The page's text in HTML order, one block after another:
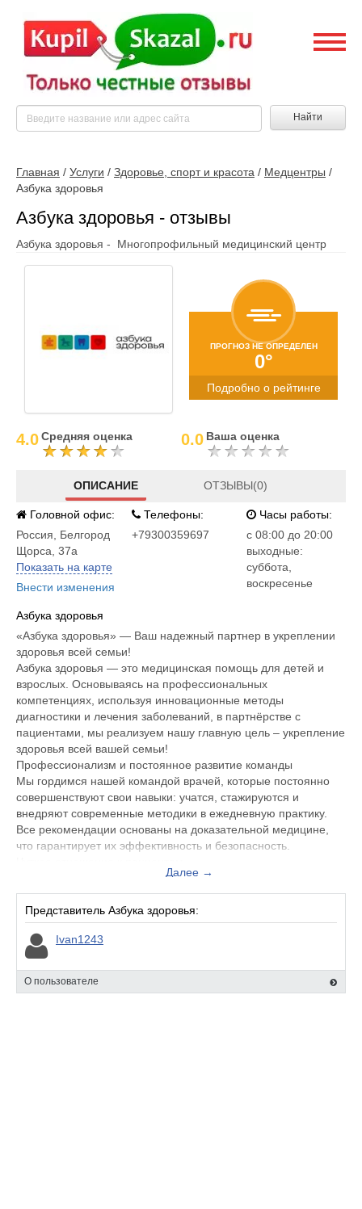
Найти
Главная / Услуги / Здоровье, спорт и красота / Медцентры /
Азбука здоровья
Азбука здоровья - отзывы
Азбука здоровья - Многопрофильный медицинский центр
ПРОГНОЗ НЕ ОПРЕДЕЛЕН
0°
Подробно о рейтинге
4.0Средняя оценка 0.0 Ваша оценка
ОПИСАНИЕ ОТЗЫВЫ(0)
Головной офис:
Россия
Белгород
Щорса, 37а
Показать на карте
Внести изменения
Телефоны:
+79300359697
Часы работы:
c 08:00 до 20:00
выходные:
суббота,
воскресенье
Азбука здоровья
«Азбука здоровья» — Ваш надежный партнер в укреплении
здоровья всей семьи!
Азбука здоровья — это медицинская помощь для детей и
взрослых. Основываясь на профессиональных
компетенциях, используя инновационные методы
диагностики и лечения заболеваний, в партнёрстве с
пациентами, мы реализуем нашу главную цель – укрепление
здоровья всей вашей семьи!
Профессионализм и постоянное развитие команды
Мы гордимся нашей командой врачей, которые постоянно
совершенствуют свои навыки: учатся, стажируются и
внедряют современные методики в ежедневную практику.
Все рекомендации основаны на доказательной медицине,
что гарантирует их эффективность и безопасность.
Для нас важен каждый пациент. Мы стремимся выслушать,
понять и объяснить сложные медицинские вопросы простым
языком. Доброжелательность и забота — основа нашего
подхода к лечению.
Наши медицинские центры оснащены высокотехнологичным
оборудованием: эндоскопическим, стоматологическим,
наркозным и другим. Это позволяет врачам работать с
уверенностью, а пациентам — чувствовать себя в надежных
Далее →
Представитель Азбука здоровья:
Ivan1243
О пользователе